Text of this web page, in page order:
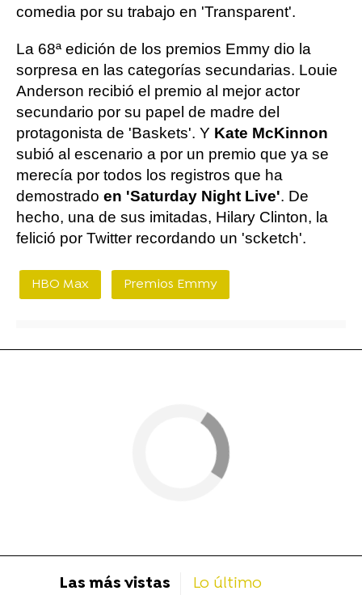
comedia por su trabajo en 'Transparent'.
La 68ª edición de los premios Emmy dio la
sorpresa en las categorías secundarias. Louie
Anderson recibió el premio al mejor actor
secundario por su papel de madre del
protagonista de 'Baskets'. Y Kate McKinnon
subió al escenario a por un premio que ya se
merecía por todos los registros que ha
demostrado en 'Saturday Night Live'. De
hecho, una de sus imitadas, Hilary Clinton, la
felició por Twitter recordando un 'scketch'.
HBO Max Premios Emmy
Las más vistas Lo último